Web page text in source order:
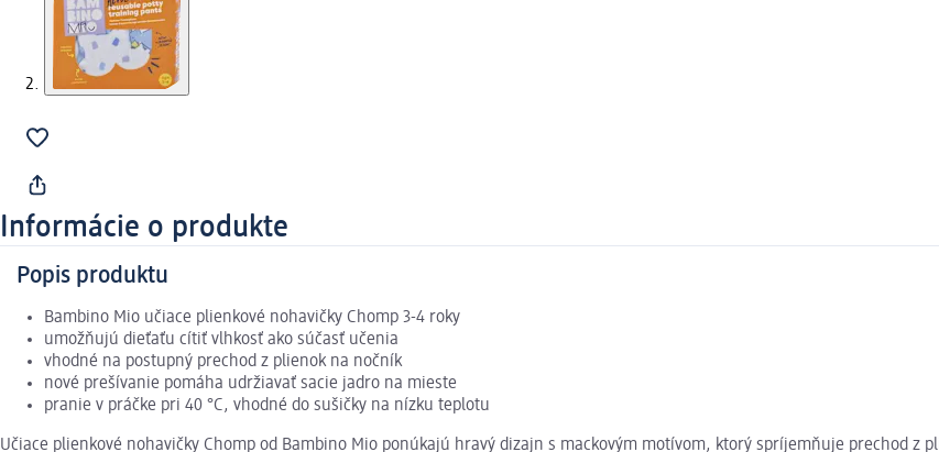
Informácie o produkte
Popis produktu
Bambino Mio učiace plienkové nohavičky Chomp 3-4 roky
umožňujú dieťaťu cítiť vlhkosť ako súčasť učenia
vhodné na postupný prechod z plienok na nočník
nové prešívanie pomáha udržiavať sacie jadro na mieste
pranie v práčke pri 40 °C, vhodné do sušičky na nízku teplotu
Učiace plienkové nohavičky Chomp od Bambino Mio ponúkajú hravý dizajn s mackovým motívom, ktorý spríjemňuje prechod z